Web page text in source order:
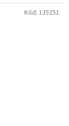
Kód: 135251